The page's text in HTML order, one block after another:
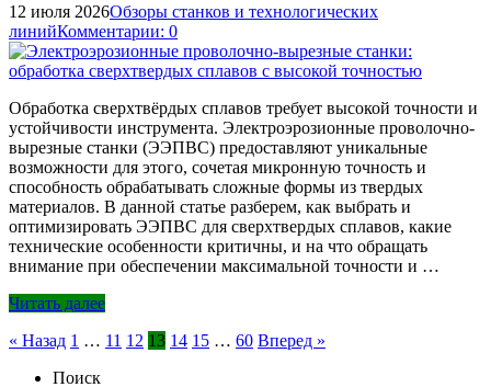
12 июля 2026Обзоры станков и технологических
линийКомментарии: 0
Обработка сверхтвёрдых сплавов требует высокой точности и
устойчивости инструмента. Электроэрозионные проволочно-
вырезные станки (ЭЭПВС) предоставляют уникальные
возможности для этого, сочетая микронную точность и
способность обрабатывать сложные формы из твердых
материалов. В данной статье разберем, как выбрать и
оптимизировать ЭЭПВС для сверхтвердых сплавов, какие
технические особенности критичны, и на что обращать
внимание при обеспечении максимальной точности и …
Читать далее
Пагинация
записей
« Назад 1 … 11 12 13 14 15 … 60 Вперед »
Поиск